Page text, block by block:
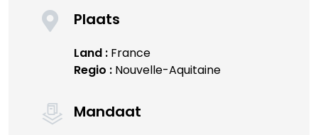
Plaats
Land :France
Regio :Nouvelle-Aquitaine
Mandaat